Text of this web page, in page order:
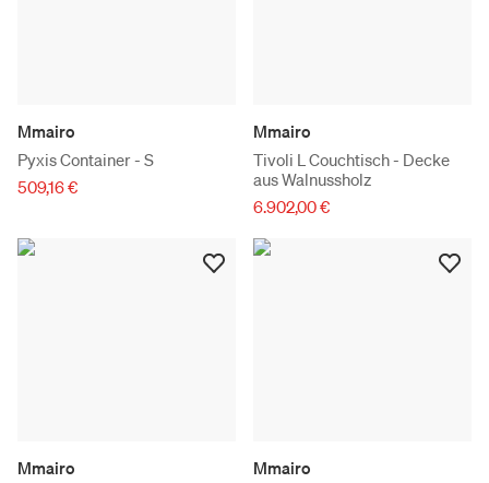
Mmairo
Pyxis Container - S
509,16 €
Mmairo
Tivoli L Couchtisch - Decke
aus Walnussholz
6.902,00 €
Mmairo
Mmairo